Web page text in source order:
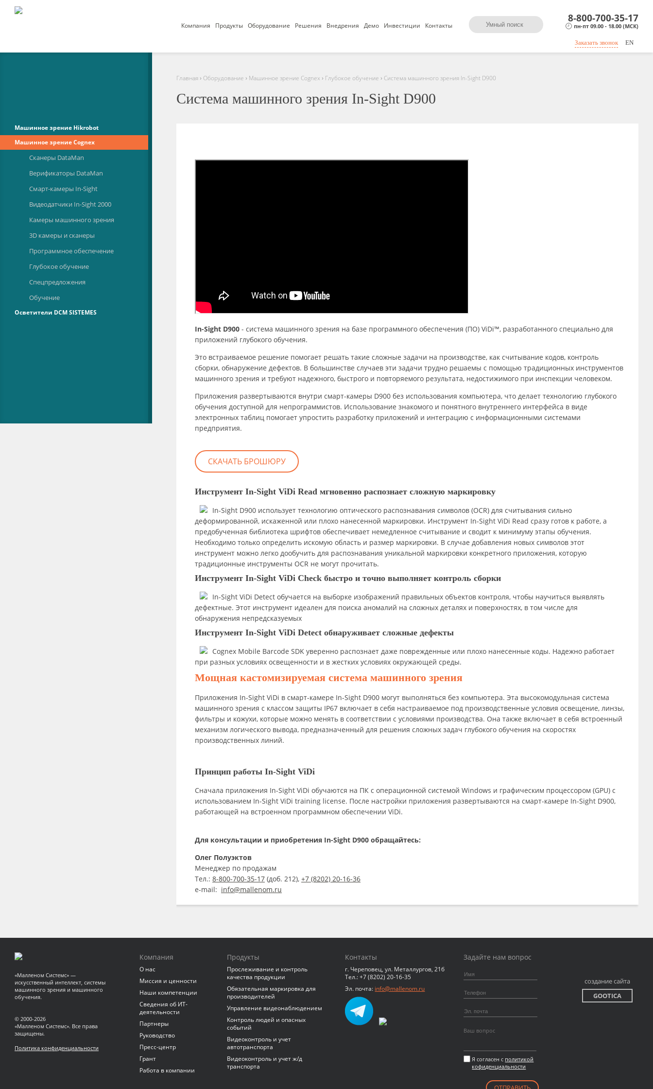
Заказать звонок EN
8-800-700-35-17
пн-пт 09.00 - 18.00 (МСК)
Компания Продукты Оборудование Решения Внедрения Демо Инвестиции Контакты
Машинное зрение Hikrobot
Машинное зрение Cognex
Сканеры DataMan
Верификаторы DataMan
Смарт-камеры In-Sight
Видеодатчики In-Sight 2000
Камеры машинного зрения
3D камеры и сканеры
Программное обеспечение
Глубокое обучение
Спецпредложения
Обучение
Осветители DCM SISTEMES
Главная › Оборудование › Машинное зрение Cognex › Глубокое обучение › Система машинного зрения In-Sight D900
Система машинного зрения In-Sight D900
In-Sight D900 - система машинного зрения на базе программного обеспечения (ПО) ViDi™, разработанного специально для
приложений глубокого обучения.
Это встраиваемое решение помогает решать такие сложные задачи на производстве, как считывание кодов, контроль
сборки, обнаружение дефектов. В большинстве случаев эти задачи трудно решаемы с помощью традиционных инструментов
машинного зрения и требуют надежного, быстрого и повторяемого результата, недостижимого при инспекции человеком.
Приложения развертываются внутри смарт-камеры D900 без использования компьютера, что делает технологию глубокого
обучения доступной для непрограммистов. Использование знакомого и понятного внутреннего интерфейса в виде
электронных таблиц помогает упростить разработку приложений и интеграцию с информационными системами
предприятия.
СКАЧАТЬ БРОШЮРУ
Инструмент In-Sight ViDi Read мгновенно распознает сложную маркировку
In-Sight D900 использует технологию оптического распознавания символов (OCR) для считывания сильно
деформированной, искаженной или плохо нанесенной маркировки. Инструмент In-Sight ViDi Read сразу готов к работе, а
предобученная библиотека шрифтов обеспечивает немедленное считывание и сводит к минимуму этапы обучения.
Необходимо только определить искомую область и размер маркировки. В случае добавления новых символов этот
инструмент можно легко дообучить для распознавания уникальной маркировки конкретного приложения, которую
традиционные инструменты OCR не могут прочитать.
ИнструментIn-SightViDi Check быстро и точно выполняет контроль сборки
In-Sight ViDi Detect обучается на выборке изображений правильных объектов контроля, чтобы научиться выявлять
дефектные. Этот инструмент идеален для поиска аномалий на сложных деталях и поверхностях, в том числе для
обнаружения непредсказуемых
ИнструментIn-SightViDiDetect обнаруживает сложные дефекты
Cognex Mobile Barcode SDK уверенно распознает даже поврежденные или плохо нанесенные коды. Надежно работает
при разных условиях освещенности и в жестких условиях окружающей среды.
Мощная кастомизируемая система машинного зрения
Приложения In-Sight ViDi в смарт-камере In-Sight D900 могут выполняться без компьютера. Эта высокомодульная система
машинного зрения с классом защиты IP67 включает в себя настраиваемое под производственные условия освещение, линзы,
фильтры и кожухи, которые можно менять в соответствии с условиями производства. Она также включает в себя встроенный
механизм логического вывода, предназначенный для решения сложных задач глубокого обучения на скоростях
производственных линий.
Принцип работы In-Sight ViDi
Сначала приложения In-Sight ViDi обучаются на ПК с операционной системой Windows и графическим процессором (GPU) с
использованием In-Sight ViDi training license. После настройки приложения развертываются на смарт-камере In-Sight D900,
работающей на встроенном программном обеспечении ViDi.
Для консультации и приобретения In-Sight D900обращайтесь:
Олег Полуэктов
Менеджер по продажам
Тел.:8-800-700-35-17 (доб. 212),+7 (8202) 20-16-36
e-mail: info@mallenom.ru
«Малленом Системс» —
искусственный интеллект, системы
машинного зрения и машинного
обучения.
© 2000-2026
«Малленом Системс». Все права
защищены.
Политика конфиденциальности
Компания
О нас
Миссия и ценности
Наши компетенции
Сведения об ИТ-
деятельности
Партнеры
Руководство
Пресс-центр
Грант
Работа в компании
Продукты
Прослеживание и контроль
качества продукции
Обязательная маркировка для
производителей
Управление видеонаблюдением
Контроль людей и опасных
событий
Видеоконтроль и учет
автотранспорта
Видеоконтроль и учет ж/д
транспорта
Контакты
г. Череповец, ул. Металлургов, 21б
Тел.: +7 (8202) 20-16-35
Эл. почта: info@mallenom.ru
Задайте нам вопрос
Я согласен с политикой
кофиденциальности
создание сайта
GOOTICA